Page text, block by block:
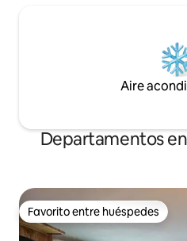
Aire
Departamentos
Favorito entre huéspedes
Favorito entre huéspedes